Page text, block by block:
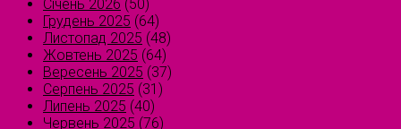
Січень 2026 (50)
Грудень 2025 (64)
Листопад 2025 (48)
Жовтень 2025 (64)
Вересень 2025 (37)
Серпень 2025 (31)
Липень 2025 (40)
Червень 2025 (76)